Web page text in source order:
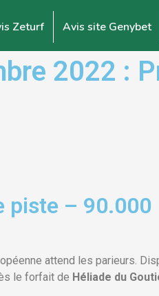
Zeturf Avis site Genybet
2022 :
piste – 90.000
attend les parieurs.
le forfait de Héliade du